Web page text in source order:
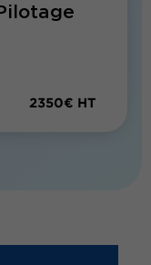
2350€ HT